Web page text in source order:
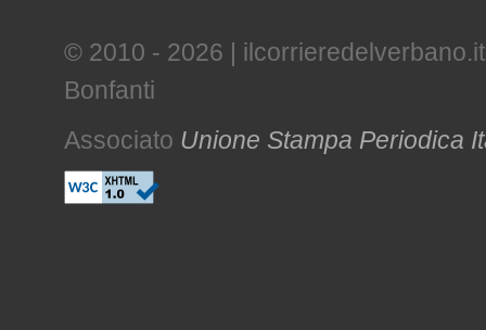
© 2010 - 2026 |
Bonfanti
Associato Unione Stampa Periodica